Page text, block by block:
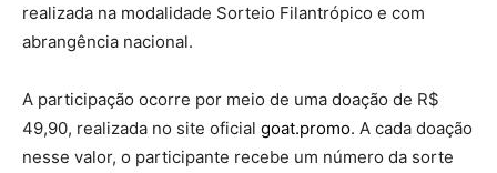
realizada na modalidade Sorteio Filantrópico e com
abrangência nacional.
A participação ocorre por meio de uma doação de R$
49,90, realizada no site oficial goat.promo. A cada doação
nesse valor, o participante recebe um número da sorte